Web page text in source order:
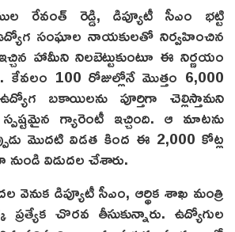
రేవంత్ రెడ్డి, డిప్యూటీ సీఎం భట్టి
సంఘాల నాయకులతో నిర్వహించిన
హామీని నిలబెట్టుకుంటూ ఈ నిర్ణయం
కేవలం 100 రోజుల్లోనే మొత్తం 6,000
బకాయిలను పూర్తిగా చెల్లిస్తామని
స్పష్టమైన గ్యారెంటీ ఇచ్చింది. ఆ మాటను
మొదటి విడత కింద ఈ 2,000 కోట్ల
విడుదల చేశారు.
వెనుక డిప్యూటీ సీఎం, ఆర్థిక శాఖ మంత్రి
ప్రత్యేక చొరవ తీసుకున్నారు. ఉద్యోగుల